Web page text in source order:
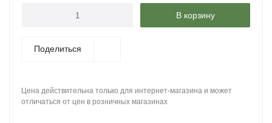
В корзину
Поделиться
Цена действительна только для интернет-магазина и может
отличаться от цен в розничных магазинах